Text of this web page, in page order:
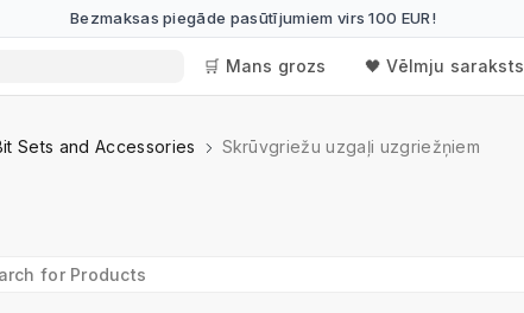
Bezmaksas piegāde pasūtījumiem virs 100 EUR!
🛒 Mans grozs 🖤 Vēlmju saraksts
Sets and Accessories Skrūvgriežu uzgaļi uzgriežņiem